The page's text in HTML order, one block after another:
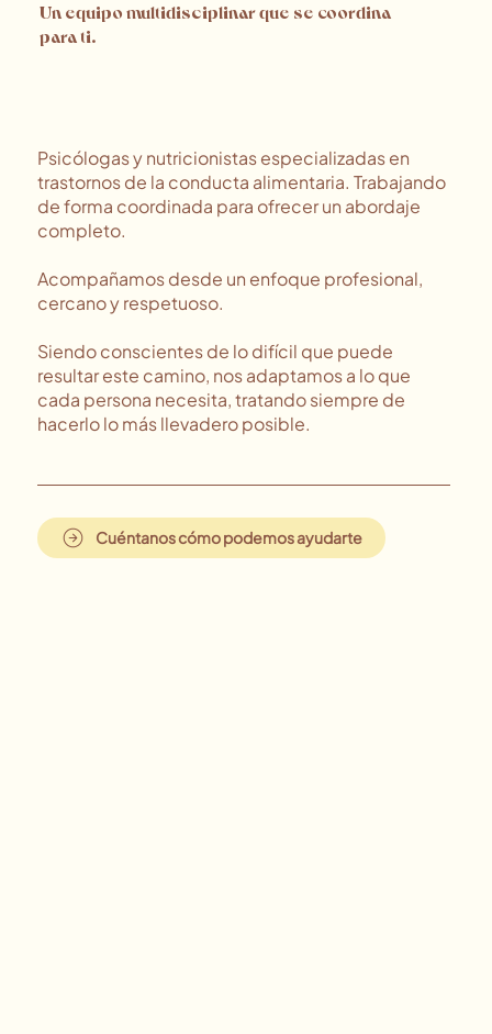
Un equipo multidisciplinar que se coordina
para ti.
Psicólogas y nutricionistas especializadas en
trastornos de la conducta alimentaria. Trabajando
de forma coordinada para ofrecer un abordaje
completo.
Acompañamos desde un enfoque profesional,
cercano y respetuoso.
Siendo conscientes de lo difícil que puede
resultar este camino, nos adaptamos a lo que
cada persona necesita, tratando siempre de
hacerlo lo más llevadero posible.
Cuéntanos cómo podemos ayudarte